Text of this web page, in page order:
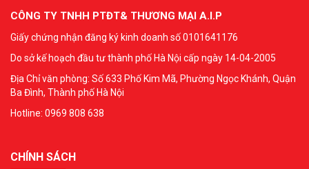
CÔNG TY TNHH PTĐT& THƯƠNG MẠI A.I.P
Giấy chứng nhận đăng ký kinh doanh số 0101641176
Do sở kế hoạch đầu tư thành phố Hà Nội cấp ngày 14-04-2005
Địa Chỉ văn phòng: Số 633 Phố Kim Mã, Phường Ngọc Khánh, Quận
Ba Đình, Thành phố Hà Nội
Hotline: 0969 808 638
CHÍNH SÁCH